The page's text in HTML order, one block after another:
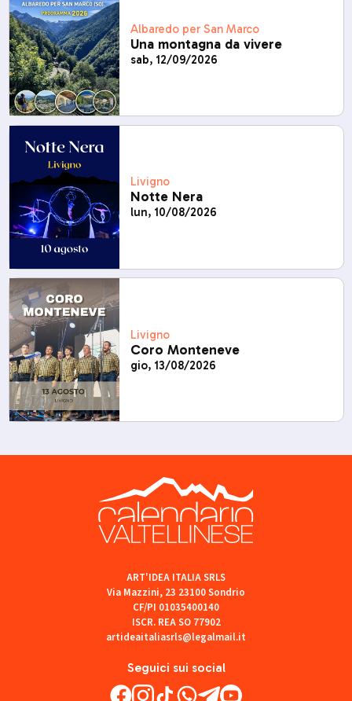
Albaredo per San Marco
Una montagna da vivere
sab, 12/09/2026
Livigno
Notte Nera
lun, 10/08/2026
Livigno
Coro Monteneve
gio, 13/08/2026
Seguici sui social
ART'IDEA ITALIA SRLS
Via Mazzini, 23 23100 Sondrio
CF/PI 01035400140
ISCR. REA SO 77902
artideaitaliasrls@legalmail.it